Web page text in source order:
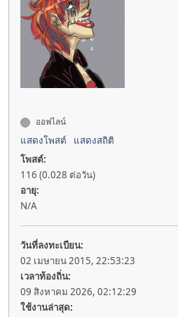
ออฟไลน์
แสดงโพสต์
แสดงสถิติ
โพสต์:
116 (0.028 ต่อวัน)
อายุ:
N/A
วันที่ลงทะเบียน:
02 เมษายน 2015, 22:53:23
เวลาท้องถิ่น:
09 สิงหาคม 2026, 02:12:29
ใช้งานล่าสุด: